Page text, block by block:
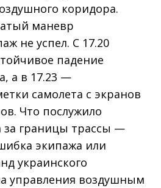
коридора.
маневр
не успел. С 17.20
падение
а в 17.23 —
самолета с экранов
Что послужило
границы трассы —
экипажа или
украинского
управления воздушным